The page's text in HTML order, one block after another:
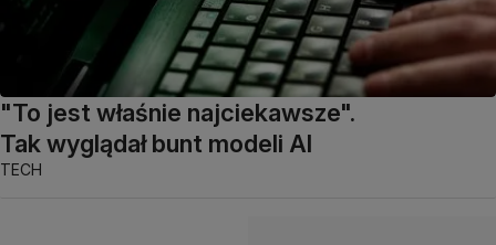
"To jest właśnie najciekawsze".
Tak wyglądał bunt modeli AI
TECH